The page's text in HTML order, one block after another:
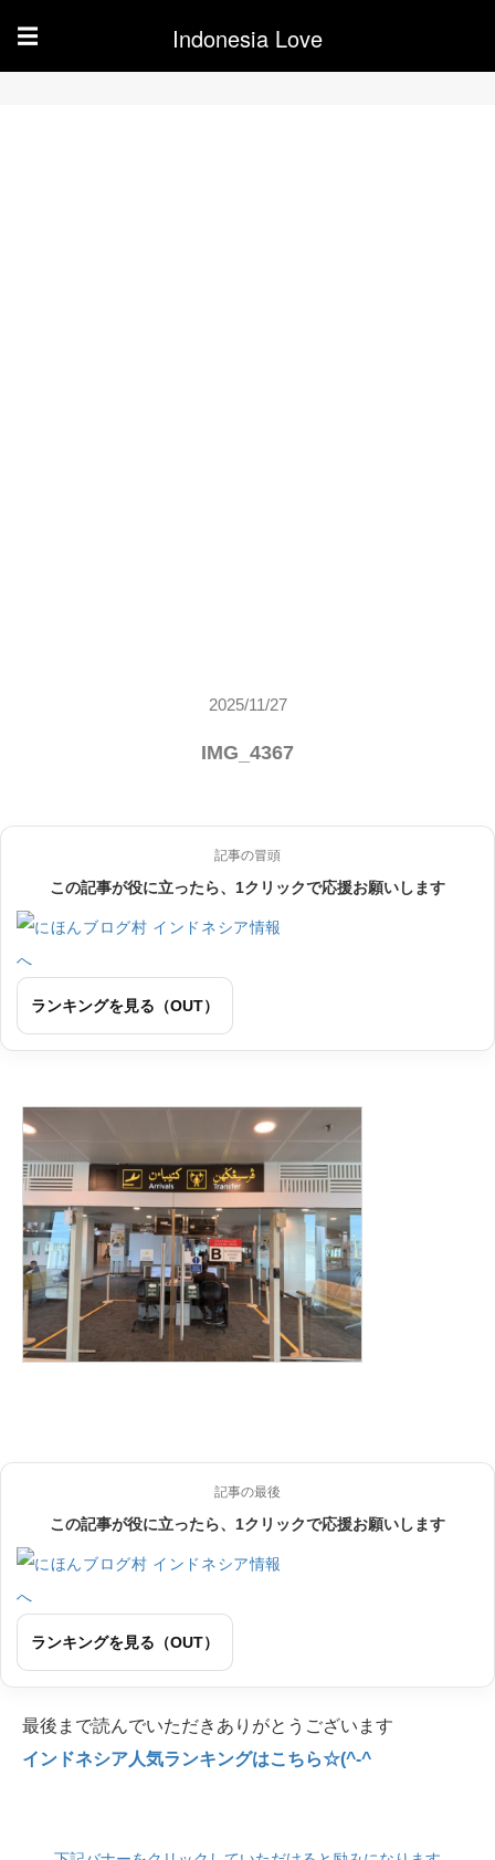
☰ Indonesia Love
2025/11/27
IMG_4367
記事の冒頭
この記事が役に立ったら、1クリックで応援お願いします
ランキングを見る（OUT）
記事の最後
この記事が役に立ったら、1クリックで応援お願いします
ランキングを見る（OUT）
最後まで読んでいただきありがとうございます
インドネシア人気ランキングはこちら☆(^-^